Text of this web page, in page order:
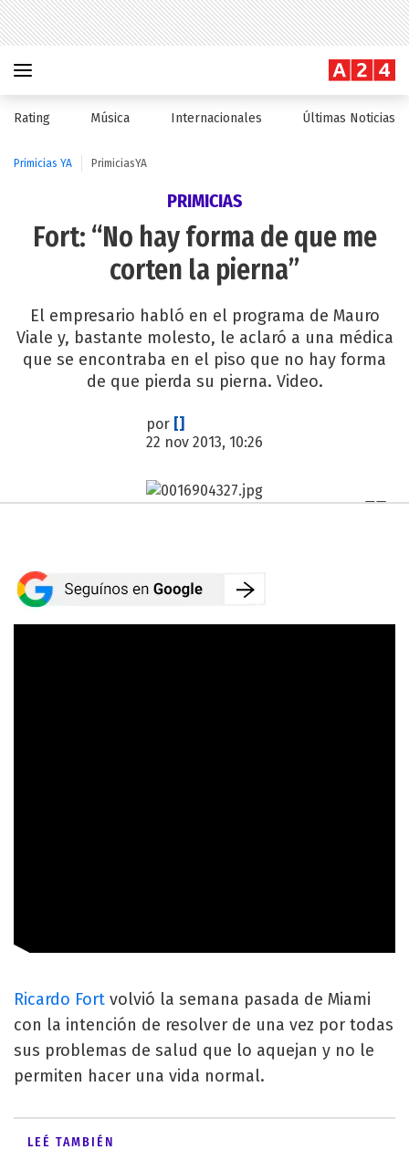
Rating Música Internacionales Últimas Noticias
Primicias YA PrimiciasYA
PRIMICIAS
Fort: “No hay forma de que me
corten la pierna”
El empresario habló en el programa de Mauro
Viale y, bastante molesto, le aclaró a una médica
que se encontraba en el piso que no hay forma
de que pierda su pierna. Video.
por []
22 nov 2013, 10:26
Ricardo Fort volvió la semana pasada de Miami
con la intención de resolver de una vez por todas
sus problemas de salud que lo aquejan y no le
permiten hacer una vida normal.
LEÉ TAMBIÉN